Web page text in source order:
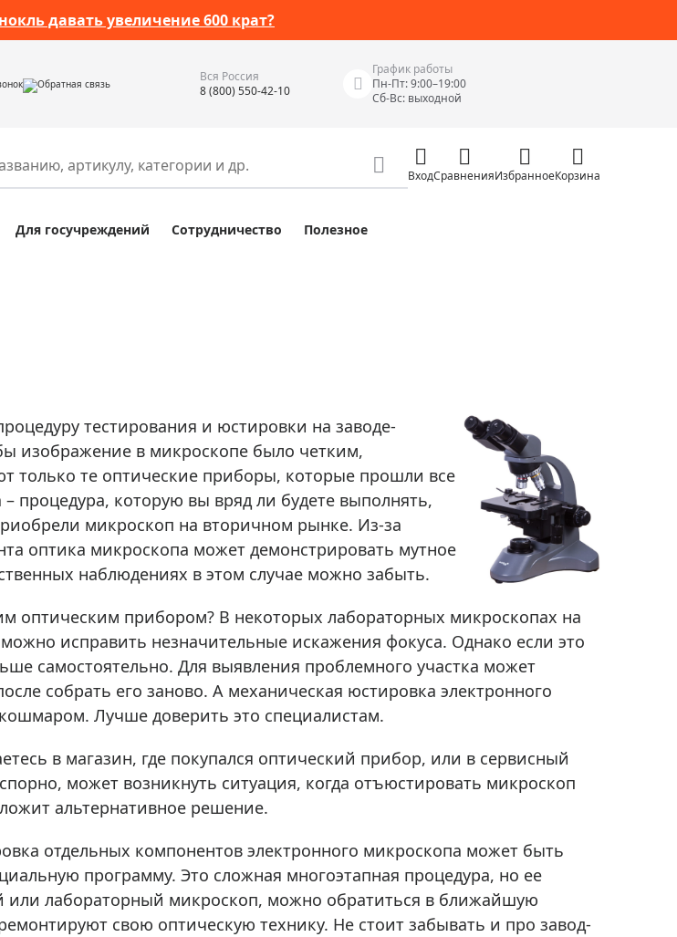
давать увеличение 600 крат?
Обратная связь
Вся Россия
8 (800) 550-42-10
График работы
Пн-Пт: 9:00–19:00
Сб-Вс: выходной
Разное
Лазерные дальномеры
Штативы
Сумки, кейсы, чехлы
Средства для очистки оптики
Трихинеллоскопы
Карты, постеры, литература
Фонари
Элементы питания, карты памяти
Фотоловушки
Экшн-камеры
Фотооборудование
Мерч
Измерительные инструменты
Приборы теплового контроля
Приборы для обслуживания сетей
Детекторы проводки
Влагомеры (датчики влажности)
Лазерные дальномеры
Измерители параметров окружающей
среды
Видеоэндоскопы
Курвиметры
Тестеры качества воды
Нивелиры оптические
Теодолиты
ВходСравненияИзбранноеКорзина
Для госучреждений Сотрудничество Полезное
тестирования и юстировки на заводе-
изображение в микроскопе было четким,
только те оптические приборы, которые прошли все
процедура, которую вы вряд ли будете выполнять,
микроскоп на вторичном рынке. Из-за
оптика микроскопа может демонстрировать мутное
наблюдениях в этом случае можно забыть.
оптическим прибором? В некоторых лабораторных микроскопах на
исправить незначительные искажения фокуса. Однако если это
самостоятельно. Для выявления проблемного участка может
собрать его заново. А механическая юстировка электронного
Лучше доверить это специалистам.
в магазин, где покупался оптический прибор, или в сервисный
может возникнуть ситуация, когда отъюстировать микроскоп
альтернативное решение.
отдельных компонентов электронного микроскопа может быть
программу. Это сложная многоэтапная процедура, но ее
или лабораторный микроскоп, можно обратиться в ближайшую
свою оптическую технику. Не стоит забывать и про завод-